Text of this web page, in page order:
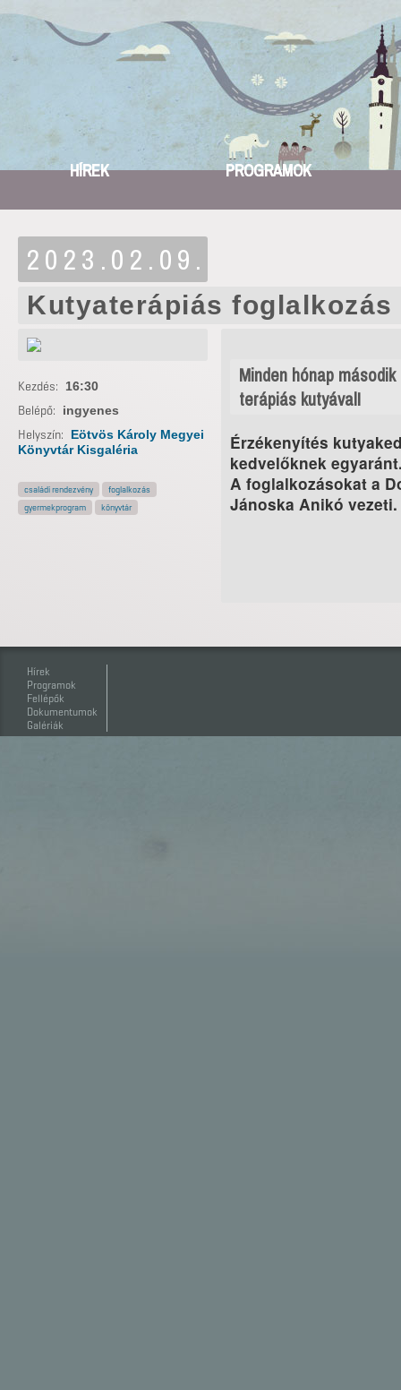
HÍREK PROGRAMOK
2023.02.09.
Kutyaterápiás foglalkozás
Minden hónap
terápiás kutyával!
Érzékenyítés
kedvelőknek
A foglalkozásokat a
Jánoska Anikó vezeti.
Kezdés: 16:30
Belépő: ingyenes
Helyszín:
Eötvös Károly Megyei
Könyvtár Kisgaléria
családi rendezvény
foglalkozás
gyermekprogram
könyvtár
Hírek
Programok
Fellépők
Dokumentumok
Galériák